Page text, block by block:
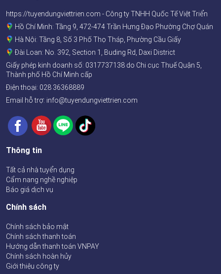
https://tuyendungviettrien.com - Công ty TNHH Quốc Tế Việt Triển
Hồ Chí Minh: Tầng 9, 472-474 Trần Hưng Đạo Phường Chợ Quán
Hà Nội: Tầng 8, Số 3 Phố Thọ Tháp, Phường Cầu Giấy
Đài Loan: No. 392, Section 1, Buding Rd, Daxi District
Giấy phép kinh doanh số: 0317737138 do Chi cục Thuế Quận 5,
Thành phố Hồ Chí Minh cấp
Điện thoại: 028 36368889
Email hỗ trợ: info@tuyendungviettrien.com
Thông tin
Tất cả nhà tuyển dụng
Cẩm nang nghề nghiệp
Báo giá dịch vụ
Chính sách
Chính sách bảo mật
Chính sách thanh toán
Hướng dẫn thanh toán VNPAY
Chính sách hoàn hủy
Giới thiệu công ty